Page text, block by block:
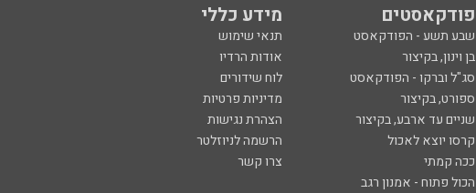
פודקאסטים מידע כללי
שבע תשע - הפודקאסט
תנאי שימוש
בן וינון, בקיצור
אודות הרדיו
סג"ל וברקו - הפודקאסט
לוח שידורים
ספורט, בקיצור
מדיניות פרטיות
שניים עד ארבע, בקיצור
הצהרת נגישות
קרסו יוצא לאכול
הרשמה לניוזלטר
ככה קמתי
צרו קשר
הכול פתוח - אמנון רגב